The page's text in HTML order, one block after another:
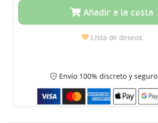
Añadir a la cesta
Lista de deseos
Envío 100% discreto y seguro